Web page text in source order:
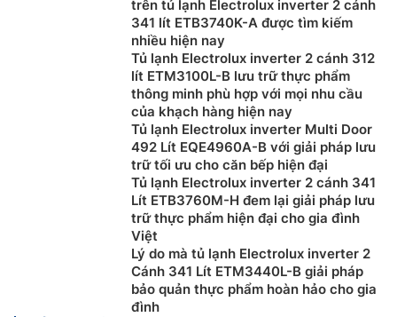
trên tủ lạnh Electrolux inverter 2 cánh
341 lít ETB3740K-A được tìm kiếm
nhiều hiện nay
Tủ lạnh Electrolux inverter 2 cánh 312
lít ETM3100L-B lưu trữ thực phẩm
thông minh phù hợp với mọi nhu cầu
của khạch hàng hiện nay
Tủ lạnh Electrolux inverter Multi Door
492 Lít EQE4960A-B với giải pháp lưu
trữ tối ưu cho căn bếp hiện đại
Tủ lạnh Electrolux inverter 2 cánh 341
Lít ETB3760M-H đem lại giải pháp lưu
trữ thực phẩm hiện đại cho gia đình
Việt
Lý do mà tủ lạnh Electrolux inverter 2
Cánh 341 Lít ETM3440L-B giải pháp
bảo quản thực phẩm hoàn hảo cho gia
đình